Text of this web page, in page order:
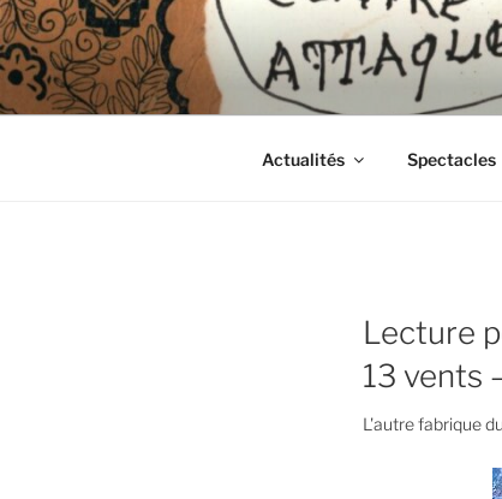
Aller
au
contenu
principal
CIE LES
Actualités Spectacles
Lecture
13 vents
L'autre fabrique